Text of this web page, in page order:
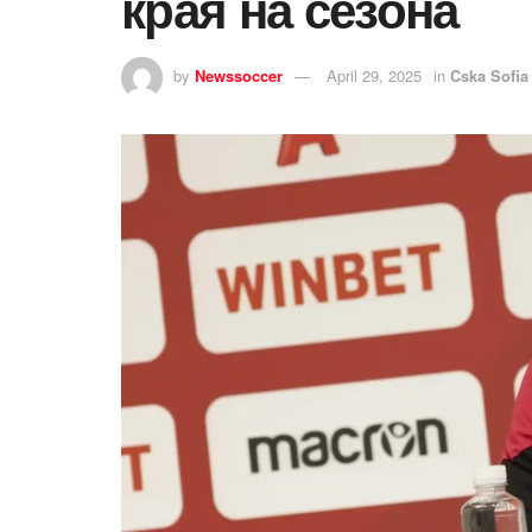
by Newssoccer April 29, 2025 in Cska Sofia